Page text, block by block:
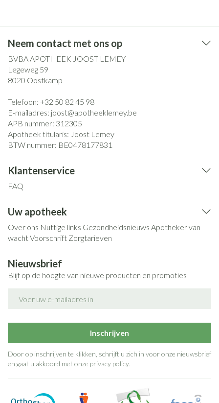
Neem contact met ons op
BVBA APOTHEEK JOOST LEMEY
Legeweg 59
8020 Oostkamp
Telefoon: +32 50 82 45 98
E-mailadres: joost@apotheeklemey.be
APB nummer: 312305
Apotheek titularis: Joost Lemey
BTW nummer: BE0478177831
Klantenservice
FAQ
Uw apotheek
Over ons Nuttige links Gezondheidsnieuws Apotheker van
wachtVoorschrift Zorgtarieven
Nieuwsbrief
Blijf op de hoogte van nieuwe producten en promoties
Inschrijven
Door op inschrijven te klikken, schrijft u zich in voor onze nieuwsbrief
en gaat u akkoord met onze privacy policy.